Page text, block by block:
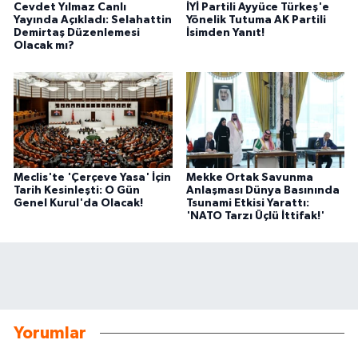
Cevdet Yılmaz Canlı
Yayında Açıkladı: Selahattin
Demirtaş Düzenlemesi
Olacak mı?
İYİ Partili Ayyüce Türkeş'e
Yönelik Tutuma AK Partili
İsimden Yanıt!
Meclis'te 'Çerçeve Yasa' İçin
Tarih Kesinleşti: O Gün
Genel Kurul'da Olacak!
Mekke Ortak Savunma
Anlaşması Dünya Basınında
Tsunami Etkisi Yarattı:
'NATO Tarzı Üçlü İttifak!'
Yorumlar